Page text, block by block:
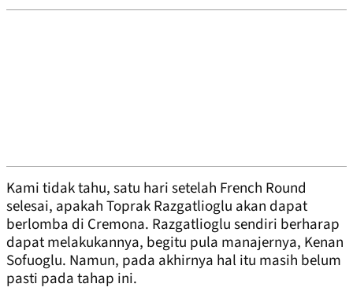
Kami tidak tahu, satu hari setelah French Round
selesai, apakah Toprak Razgatlioglu akan dapat
berlomba di Cremona. Razgatlioglu sendiri berharap
dapat melakukannya, begitu pula manajernya, Kenan
Sofuoglu. Namun, pada akhirnya hal itu masih belum
pasti pada tahap ini.